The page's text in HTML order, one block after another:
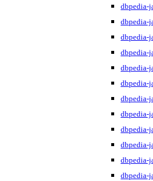
dbpedia-
dbpedia-
dbpedia-
dbpedia-
dbpedia-
dbpedia-
dbpedia-
dbpedia-
dbpedia-
dbpedia-
dbpedia-
dbpedia-